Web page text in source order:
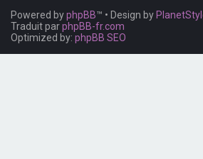
Powered byphpBB™ • Design by
Traduit parphpBB-fr.com
Optimized by: phpBB SEO